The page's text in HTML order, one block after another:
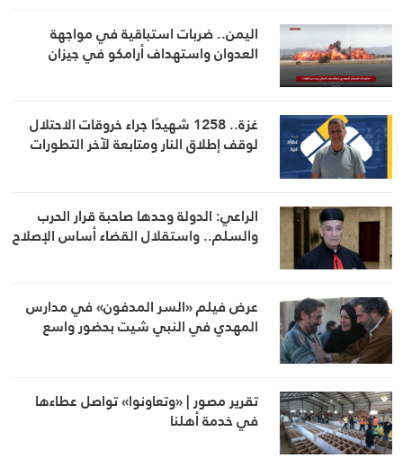
اليمن.. ضربات استباقية في مواجهة
العدوان واستهداف أرامكو في جيزان
غزة.. 1258 شهيدًا جراء خروقات الاحتلال
لوقف إطلاق النار ومتابعة لآخر التطورات
الراعي: الدولة وحدها صاحبة قرار الحرب
والسلم.. واستقلال القضاء أساس الإصلاح
عرض فيلم «السر المدفون» في مدارس
المهدي في النبي شيت بحضور واسع
تقرير مصور | «وتعاونوا» تواصل عطاءها
في خدمة أهلنا